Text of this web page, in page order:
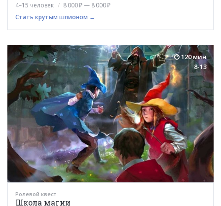
4–15 человек
8 000 ₽ — 8 000 ₽
Стать крутым шпионом →
120 мин
8-13
Ролевой квест
Школа магии